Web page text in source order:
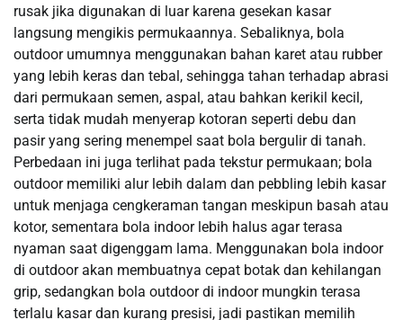
rusak jika digunakan di luar karena gesekan kasar
langsung mengikis permukaannya. Sebaliknya, bola
outdoor umumnya menggunakan bahan karet atau rubber
yang lebih keras dan tebal, sehingga tahan terhadap abrasi
dari permukaan semen, aspal, atau bahkan kerikil kecil,
serta tidak mudah menyerap kotoran seperti debu dan
pasir yang sering menempel saat bola bergulir di tanah.
Perbedaan ini juga terlihat pada tekstur permukaan; bola
outdoor memiliki alur lebih dalam dan pebbling lebih kasar
untuk menjaga cengkeraman tangan meskipun basah atau
kotor, sementara bola indoor lebih halus agar terasa
nyaman saat digenggam lama. Menggunakan bola indoor
di outdoor akan membuatnya cepat botak dan kehilangan
grip, sedangkan bola outdoor di indoor mungkin terasa
terlalu kasar dan kurang presisi, jadi pastikan memilih